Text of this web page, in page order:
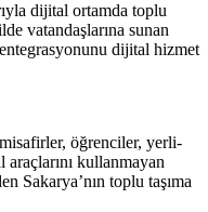
dijital ortamda toplu
vatandaşlarına sunan
dijital hizmet
öğrenciler, yerli-
kullanmayan
Sakarya’nın toplu taşıma